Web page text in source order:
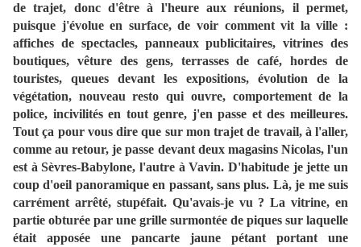
de trajet, donc d'être à l'heure aux réunions, il permet,
puisque j'évolue en surface, de voir comment vit la ville :
affiches de spectacles, panneaux publicitaires, vitrines des
boutiques, vêture des gens, terrasses de café, hordes de
touristes, queues devant les expositions, évolution de la
végétation, nouveau resto qui ouvre, comportement de la
police, incivilités en tout genre, j'en passe et des meilleures.
Tout ça pour vous dire que sur mon trajet de travail, à l'aller,
comme au retour, je passe devant deux magasins Nicolas, l'un
est à Sèvres-Babylone, l'autre à Vavin. D'habitude je jette un
coup d'oeil panoramique en passant, sans plus. Là, je me suis
carrément arrêté, stupéfait. Qu'avais-je vu ? La vitrine, en
partie obturée par une grille surmontée de piques sur laquelle
était apposée une pancarte jaune pétant portant une